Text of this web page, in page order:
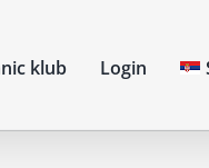
klub Login